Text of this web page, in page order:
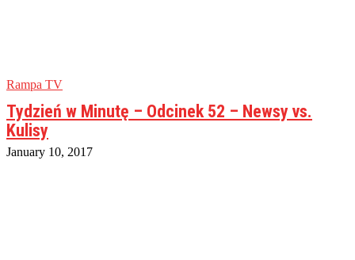
Rampa TV
Tydzień w Minutę – Odcinek 52 – Newsy vs.
Kulisy
January 10, 2017